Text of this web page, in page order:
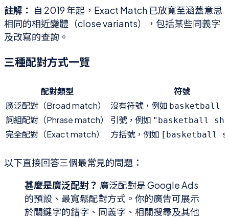
註解： 自 2019 年起，Exact Match 已放寬至涵蓋意思
相同的相近變體（close variants），包括某些同義字
及改寫的查詢。
三種配對方式一覽
配對類型
符號
廣泛配對（Broad match）
沒有符號，例如 basketball
詞組配對（Phrase match） 引號，例如 "basketball
完全配對（Exact match） 方括號，例如 [basketball
以下直接回答三個最常見的問題：
甚麼是廣泛配對？ 廣泛配對是 Google Ads
的預設、最寬鬆配對方式。你的廣告可展示
於關鍵字的錯字、同義字、相關搜尋及其他